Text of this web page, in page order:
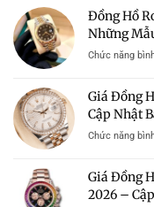
Đồng Hồ
Những
Chức năng
Giá Đồng
Cập Nhật
Chức năng
Giá Đồng
2026 –